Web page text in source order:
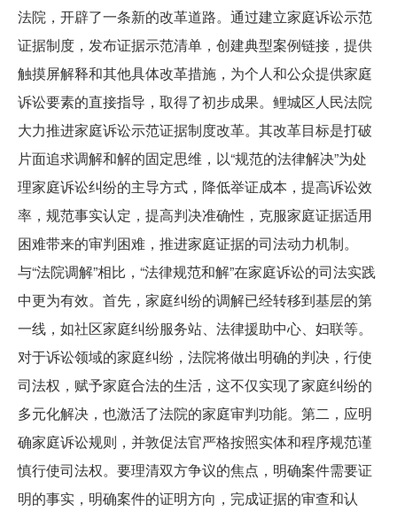
法院，开辟了一条新的改革道路。通过建立家庭诉讼示范
证据制度，发布证据示范清单，创建典型案例链接，提供
触摸屏解释和其他具体改革措施，为个人和公众提供家庭
诉讼要素的直接指导，取得了初步成果。鲤城区人民法院
大力推进家庭诉讼示范证据制度改革。其改革目标是打破
片面追求调解和解的固定思维，以“规范的法律解决”为处
理家庭诉讼纠纷的主导方式，降低举证成本，提高诉讼效
率，规范事实认定，提高判决准确性，克服家庭证据适用
困难带来的审判困难，推进家庭证据的司法动力机制。
与“法院调解”相比，“法律规范和解”在家庭诉讼的司法实践
中更为有效。首先，家庭纠纷的调解已经转移到基层的第
一线，如社区家庭纠纷服务站、法律援助中心、妇联等。
对于诉讼领域的家庭纠纷，法院将做出明确的判决，行使
司法权，赋予家庭合法的生活，这不仅实现了家庭纠纷的
多元化解决，也激活了法院的家庭审判功能。第二，应明
确家庭诉讼规则，并敦促法官严格按照实体和程序规范谨
慎行使司法权。要理清双方争议的焦点，明确案件需要证
明的事实，明确案件的证明方向，完成证据的审查和认